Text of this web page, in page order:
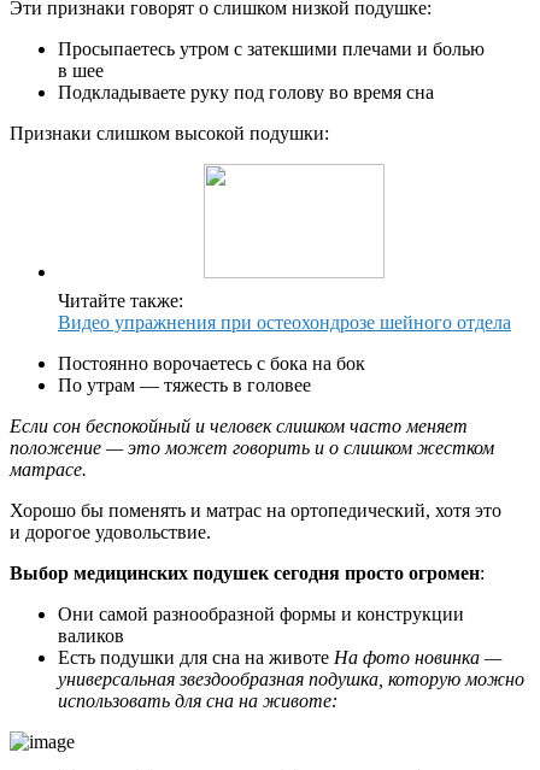
Эти признаки говорят о слишком низкой подушке:
Просыпаетесь утром с затекшими плечами и болью
в шее
Подкладываете руку под голову во время сна
Признаки слишком высокой подушки:
Читайте также:
Видео упражнения при остеохондрозе шейного отдела
Постоянно ворочаетесь с бока на бок
По утрам — тяжесть в головее
Если сон беспокойный и человек слишком часто меняет
положение — это может говорить и о слишком жестком
матрасе.
Хорошо бы поменять и матрас на ортопедический, хотя это
и дорогое удовольствие.
Выбор медицинских подушек сегодня просто огромен:
Они самой разнообразной формы и конструкции
валиков
Есть подушки для сна на животе На фото новинка —
универсальная звездообразная подушка, которую можно
использовать для сна на животе: